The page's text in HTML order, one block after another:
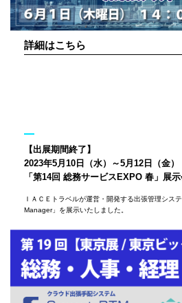
詳細はこちら
【出展期間終了】
2023年5月10日（水）～5月12日（金）
「第14回 総務サービスEXPO 春」展
ＩＡＣＥトラベルが運営・開発する出張管理シス
Manager」を展示いたしました。